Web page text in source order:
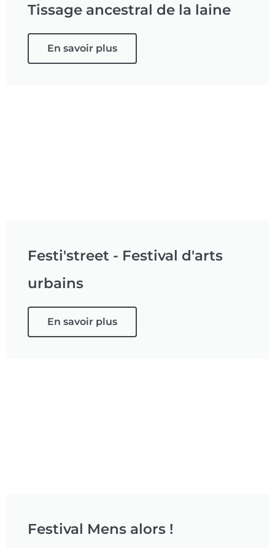
Tissage ancestral de la laine
En savoir plus
Festi'street - Festival d'arts
urbains
En savoir plus
Festival Mens alors !